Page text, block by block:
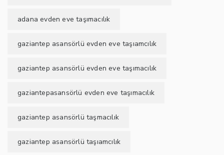
adana evden eve taşımacılık
gaziantep asansörlü evden eve taşıamcılık
gaziantep asansörlü evden eve taşımacılık
gaziantepasansörlü evden eve taşımacılık
gaziantep asansörlü taşmacılık
gaziantep asansörlü taşıamcılık